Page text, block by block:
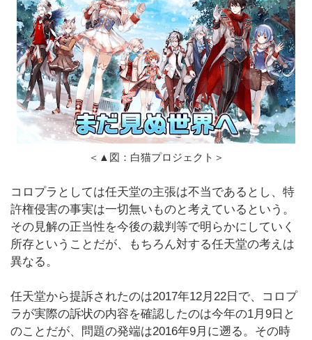
＜▲図：白猫プロジェクト＞
コロプラとしては任天堂の主張は不当であるとし、特
許権侵害の事実は一切無いものと考えているという。
その見解の正当性を今後の裁判等で明らかにしていく
所存ということだが、もちろん対する任天堂の考えは
異なる。
任天堂から提訴されたのは2017年12月22日で、コロプ
ラが実際の訴状の内容を確認したのは今年の1月9日と
のことだが、問題の発端は2016年9月に遡る。その時